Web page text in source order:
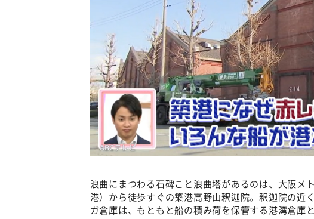
浪曲にまつわる石碑こと浪曲塔があるのは、大阪メ
港）から徒歩すぐの築港高野山釈迦院。釈迦院の近
ガ倉庫は、もともと船の積み荷を保管する港湾倉庫